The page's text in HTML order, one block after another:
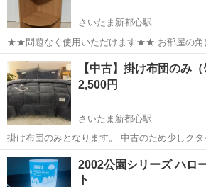
さいたま新都心駅
★★問題なく使用いただけます★★ お部屋の角にぴったりと設置でき
る小型の収納棚です。 写真3枚目の通り一部塗
ますが問題なく使用できます！ 縦88 横29 幅29 受け取りに来て頂ける
方でお願いします。
埼玉 さいたま市 さいたま新都心駅
【中古】掛け布団のみ
2,500円
さいたま新都心駅
掛け布団のみとなります。 中古のため少しク
してました❣️ 季節的には秋から冬かなとも思いますが。。。 エアコン
の使用の部屋であれば一年中大丈夫かと思います(о´∀`о) 購
責任でお願いします。
埼玉 さいたま市 さいたま新都心駅
2002公園シリーズ ハロ
ト